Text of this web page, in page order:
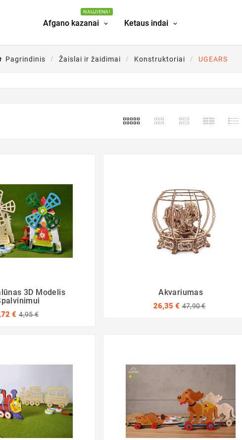
Afgano kazanai
NAUJIENA!
Ketaus indai
Pagrindinis Žaislai ir žaidimai Konstruktoriai UGEARS
3D Modelis
€ 4,95 €
Akvariumas
26,35 € 47,90 €